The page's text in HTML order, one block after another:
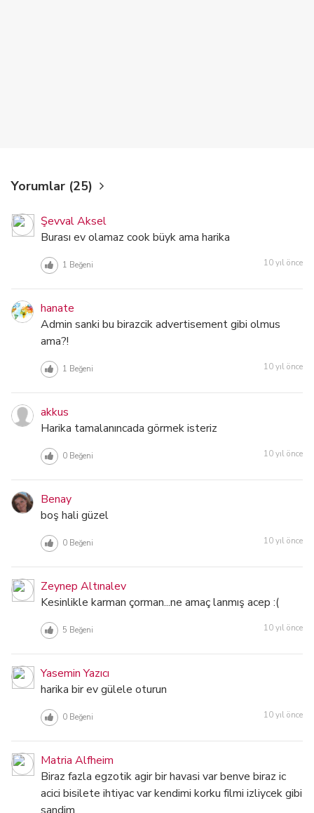
Yorumlar (25)
Şevval Aksel
Burası ev olamaz cook büyk ama harika
1 Beğeni 10 yıl önce
hanate
Admin sanki bu birazcik advertisement gibi olmus
ama?!
1 Beğeni 10 yıl önce
akkus
Harika tamalanıncada görmek isteriz
0Beğeni 10 yıl önce
Benay
boş hali güzel
0Beğeni 10 yıl önce
Zeynep Altınalev
Kesinlikle karman çorman...ne amaç lanmış acep :(
5 Beğeni 10 yıl önce
Yasemin Yazıcı
harika bir ev gülele oturun
0Beğeni 10 yıl önce
Matria Alfheim
Biraz fazla egzotik agir bir havasi var benve biraz ic
acici bisilete ihtiyac var kendimi korku filmi izliycek gibi